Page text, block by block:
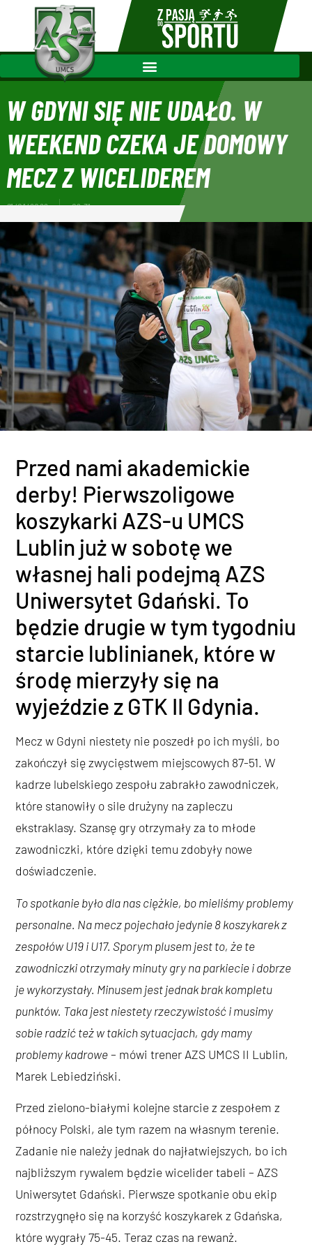
W GDYNI SIĘ NIE UDAŁO. W
WEEKEND CZEKA JE DOMOWY
MECZ Z WICELIDEREM
21/01/2022 09:31
Przed nami akademickie
derby! Pierwszoligowe
koszykarki AZS-u UMCS
Lublin już w sobotę we
własnej hali podejmą AZS
Uniwersytet Gdański. To
będzie drugie w tym tygodniu
starcie lublinianek, które w
środę mierzyły się na
wyjeździe z GTK II Gdynia.
Mecz w Gdyni niestety nie poszedł po ich myśli, bo
zakończył się zwycięstwem miejscowych 87-51. W
kadrze lubelskiego zespołu zabrakło zawodniczek,
które stanowiły o sile drużyny na zapleczu
ekstraklasy. Szansę gry otrzymały za to młode
zawodniczki, które dzięki temu zdobyły nowe
doświadczenie.
To spotkanie było dla nas ciężkie, bo mieliśmy problemy
personalne. Na mecz pojechało jedynie 8 koszykarek z
zespołów U19 i U17. Sporym plusem jest to, że te
zawodniczki otrzymały minuty gry na parkiecie i dobrze
je wykorzystały. Minusem jest jednak brak kompletu
punktów. Taka jest niestety rzeczywistość i musimy
sobie radzić też w takich sytuacjach, gdy mamy
problemy kadrowe– mówi trener AZS UMCS II Lublin,
Marek Lebiedziński.
Przed zielono-białymi kolejne starcie z zespołem z
północy Polski, ale tym razem na własnym terenie.
Zadanie nie należy jednak do najłatwiejszych, bo ich
najbliższym rywalem będzie wicelider tabeli – AZS
Uniwersytet Gdański. Pierwsze spotkanie obu ekip
rozstrzygnęło się na korzyść koszykarek z Gdańska,
które wygrały 75-45. Teraz czas na rewanż.